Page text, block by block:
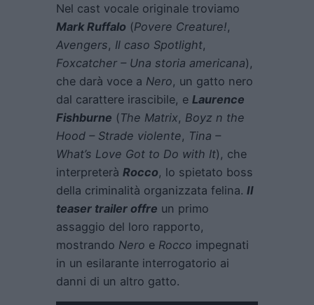
Nel cast vocale originale troviamo
Mark Ruffalo (Povere Creature!,
Avengers, Il caso Spotlight,
Foxcatcher – Una storia americana),
che darà voce a Nero, un gatto nero
dal carattere irascibile, e Laurence
Fishburne (The Matrix, Boyz n the
Hood – Strade violente, Tina –
What’s Love Got to Do with It), che
interpreterà Rocco, lo spietato boss
della criminalità organizzata felina. Il
teaser trailer offre un primo
assaggio del loro rapporto,
mostrando Nero e Rocco impegnati
in un esilarante interrogatorio ai
danni di un altro gatto.